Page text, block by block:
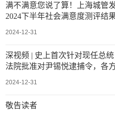
满不满意您说了算！上海城管
2024下半年社会满意度测评结
2024-12-31
深视频 | 史上首次针对现任总统
法院批准对尹锡悦逮捕令，各
2024-12-31
敬告读者